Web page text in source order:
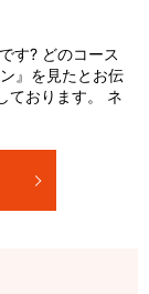
す? どのコース
』を見たとお伝
ております。 ネ